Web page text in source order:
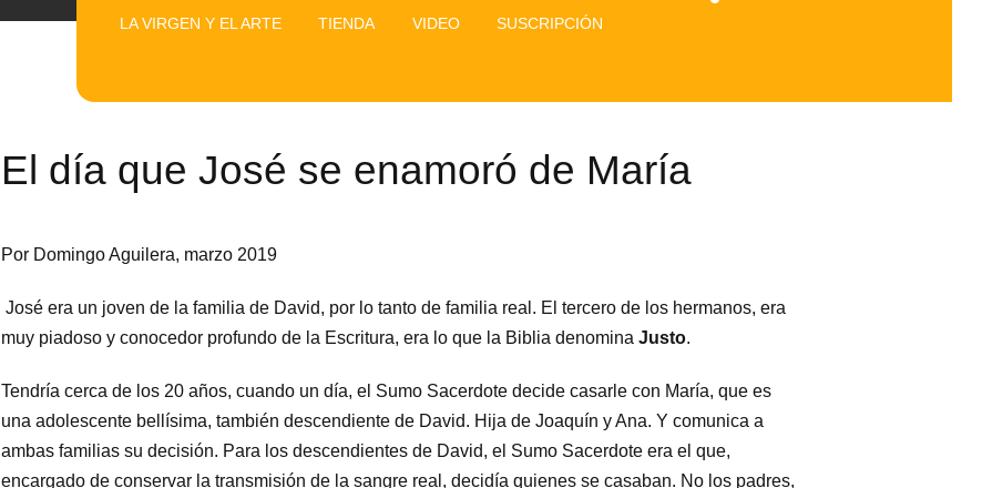
LA VIRGEN Y EL ARTE TIENDA VIDEO SUSCRIPCIÓN
El día que José se enamoró de María
Por Domingo Aguilera, marzo 2019
José era un joven de la familia de David, por lo tanto de familia real. El tercero de los hermanos, era
muy piadoso y conocedor profundo de la Escritura, era lo que la Biblia denomina Justo.
Tendría cerca de los 20 años, cuando un día, el Sumo Sacerdote decide casarle con María, que es
una adolescente bellísima, también descendiente de David. Hija de Joaquín y Ana. Y comunica a
ambas familias su decisión. Para los descendientes de David, el Sumo Sacerdote era el que,
encargado de conservar la transmisión de la sangre real, decidía quienes se casaban. No los padres,